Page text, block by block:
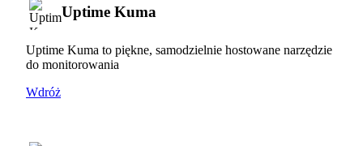
Uptime Kuma
Uptime Kuma to piękne, samodzielnie hostowane narzędzie
do monitorowania
Wdróż